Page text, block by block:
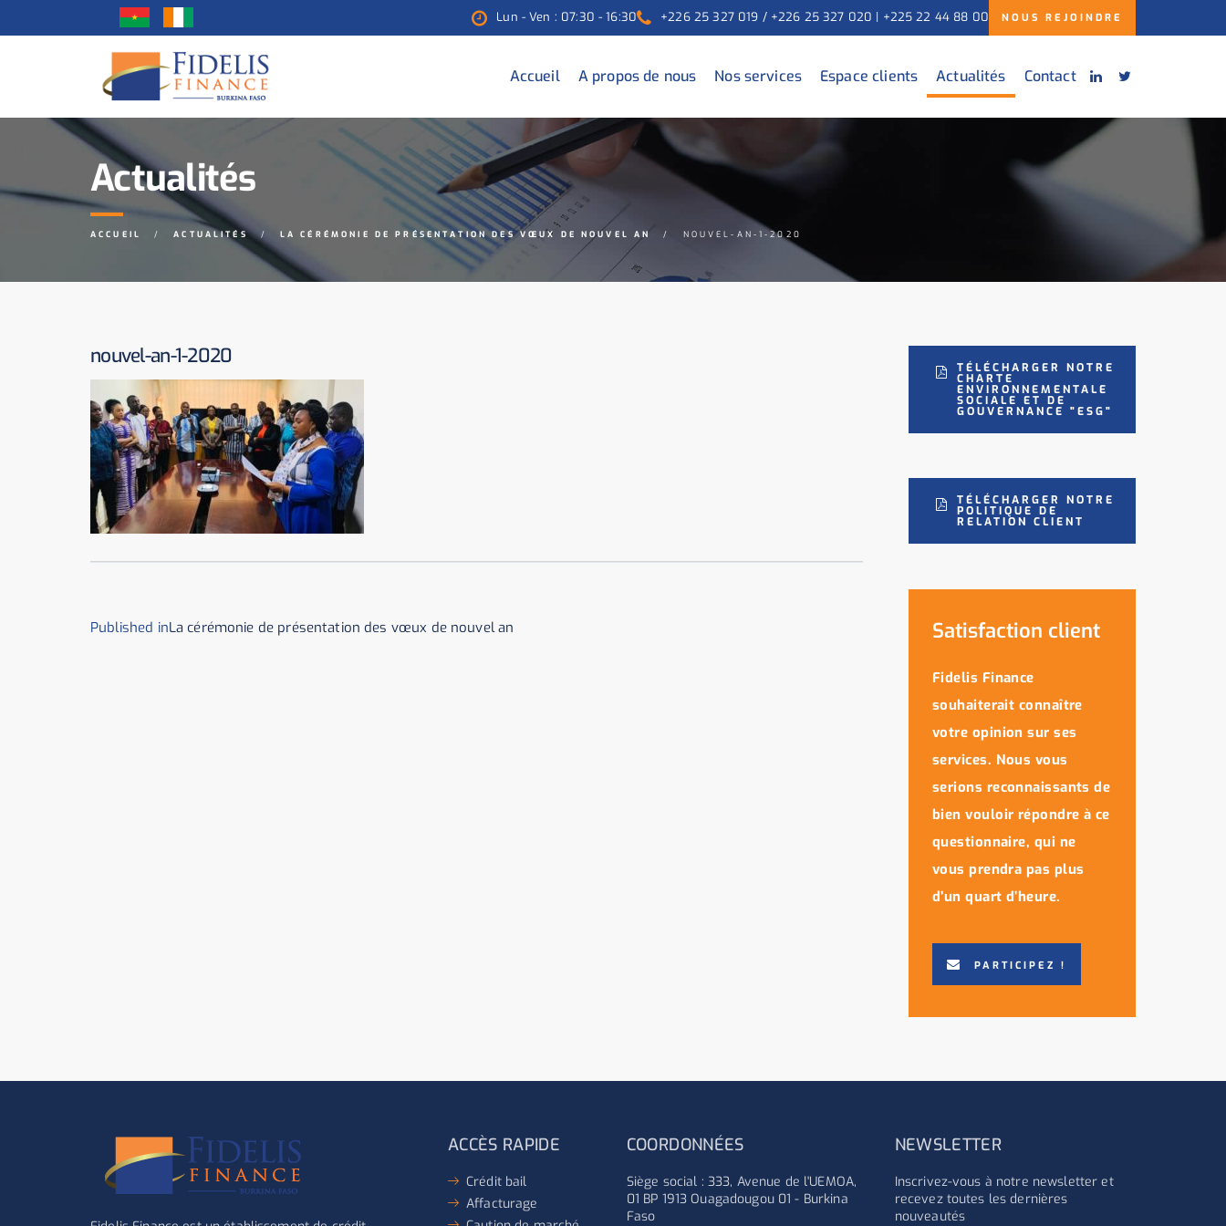
Lun - Ven : 07:30 - 16:30 +226 25 327 019 / +226 25 327 020 | +225 22 44 88 00 NOUS REJOINDRE
Accueil A propos de nous Nos services Espace clients Actualités Contact
Actualités
ACCUEIL ACTUALITÉS LA CÉRÉMONIE DE PRÉSENTATION DES VŒUX DE NOUVEL AN NOUVEL-AN-1-2020
nouvel-an-1-2020
Published inLa cérémonie de présentation des vœux de nouvel an
TÉLÉCHARGER NOTRE
CHARTE
ENVIRONNEMENTALE
SOCIALE ET DE
GOUVERNANCE "ESG"
TÉLÉCHARGER NOTRE
POLITIQUE DE
RELATION CLIENT
Satisfaction client
Fidelis Finance
souhaiterait connaître
votre opinion sur ses
services. Nous vous
serions reconnaissants de
bien vouloir répondre à ce
questionnaire, qui ne
vous prendra pas plus
d’un quart d’heure.
PARTICIPEZ !
ACCÈS RAPIDE
Crédit bail
Affacturage
COORDONNÉES
Siège social : 333, Avenue de l'UEMOA,
01 BP 1913 Ouagadougou 01 - Burkina
Faso
NEWSLETTER
Inscrivez-vous à notre newsletter et
recevez toutes les dernières
nouveautés